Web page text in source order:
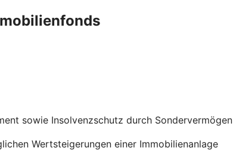
sowie Insolvenzschutz durch Sondervermögen
Wertsteigerungen einer Immobilienanlage